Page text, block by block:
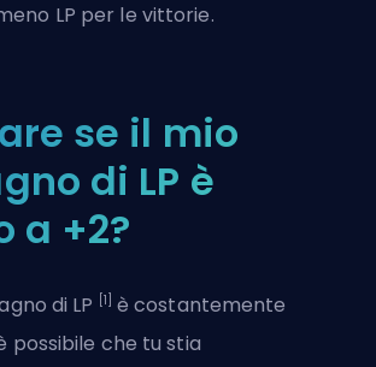
LP per le vittorie.
se il mio
di LP è
a +2?
di LP [1] è costantemente
possibile che tu stia